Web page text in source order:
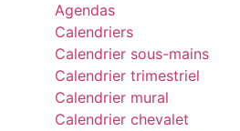
Agendas
Calendriers
Calendrier sous-mains
Calendrier trimestriel
Calendrier mural
Calendrier chevalet